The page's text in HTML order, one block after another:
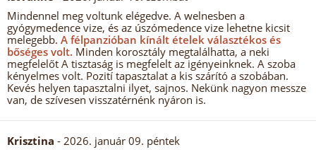
Mindennel meg voltunk elégedve. A welnesben a
gyógymedence vize, és az úszómedence vize lehetne kicsit
melegebb. A félpanzióban kínált ételek választékos és
bőséges volt. Minden korosztály megtalálhatta, a neki
megfelelőt A tisztaság is megfelelt az igényeinknek. A szoba
kényelmes volt. Pozití tapasztalat a kis szárító a szobában.
Kevés helyen tapasztalni ilyet, sajnos. Nekünk nagyon messze
van, de szívesen visszatérnénk nyáron is.
Krisztina - 2026. január 09. péntek